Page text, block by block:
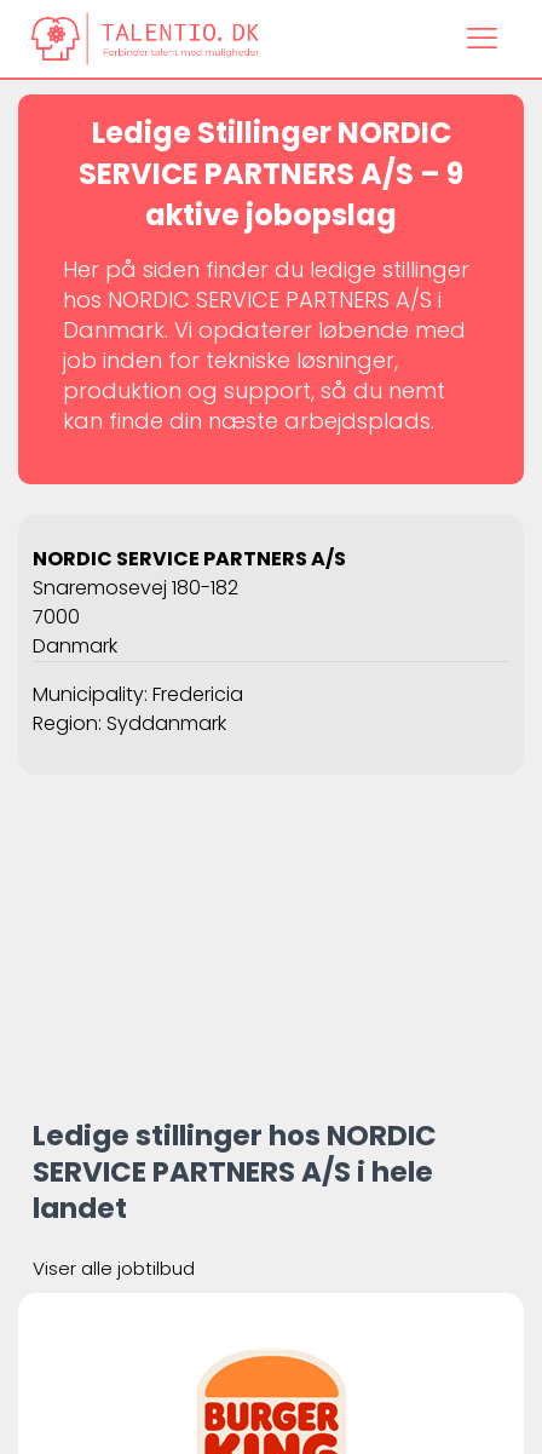
Ledige Stillinger NORDIC
SERVICE PARTNERS A/S – 9
aktive jobopslag
Her på siden finder du ledige stillinger
hos NORDIC SERVICE PARTNERS A/S i
Danmark. Vi opdaterer løbende med
job inden for tekniske løsninger,
produktion og support, så du nemt
kan finde din næste arbejdsplads.
NORDIC SERVICE PARTNERS A/S
Snaremosevej 180-182
7000
Danmark
Municipality: Fredericia
Region: Syddanmark
Ledige stillinger hos NORDIC
SERVICE PARTNERS A/S i hele
landet
Viser alle jobtilbud